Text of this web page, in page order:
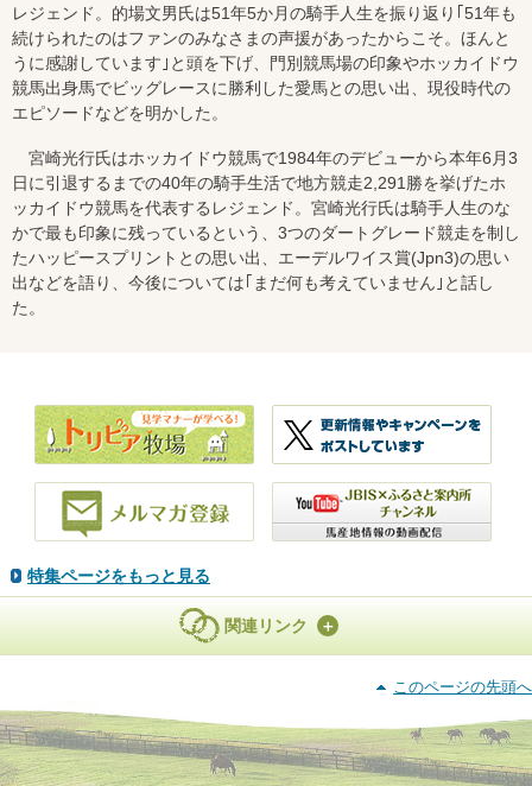
レジェンド。的場文男氏は51年5か月の騎手人生を振り返り｢51年も
続けられたのはファンのみなさまの声援があったからこそ。ほんと
うに感謝しています｣と頭を下げ、門別競馬場の印象やホッカイドウ
競馬出身馬でビッグレースに勝利した愛馬との思い出、現役時代の
エピソードなどを明かした。
宮崎光行氏はホッカイドウ競馬で1984年のデビューから本年6月3
日に引退するまでの40年の騎手生活で地方競走2,291勝を挙げたホ
ッカイドウ競馬を代表するレジェンド。宮崎光行氏は騎手人生のな
かで最も印象に残っているという、3つのダートグレード競走を制し
たハッピースプリントとの思い出、エーデルワイス賞(Jpn3)の思い
出などを語り、今後については｢まだ何も考えていません｣と話し
た。
特集ページをもっと見る
関連リンク
このページの先頭へ